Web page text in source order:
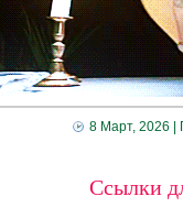
8 Март, 2026 |
Ссылки